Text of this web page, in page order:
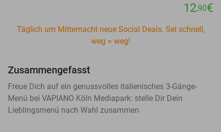
12,90€
Täglich um Mitternacht neue Social Deals. Sei schnell,
weg = weg!
Zusammengefasst
Freue Dich auf ein genussvolles italienisches 3-Gänge-
Menü bei VAPIANO Köln Mediapark: stelle Dir Dein
Lieblingsmenü nach Wahl zusammen